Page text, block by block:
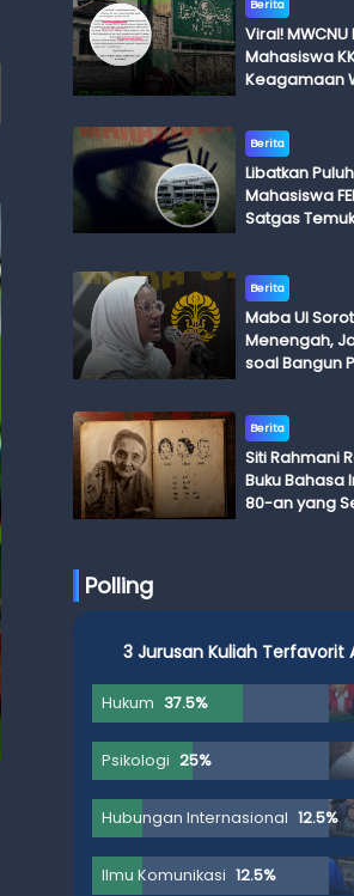
Berita
Viral!
Mahasiswa
Keagamaan
Berita
Libatkan
Mahasiswa
Satgas
Berita
Maba UI
Menengah,
soal Bangun
Berita
Siti Rahmani
Buku Bahasa
80-an yang
Polling
3 Jurusan Kuliah Terfavorit
Hukum 37.5%
Psikologi 25%
Hubungan Internasional 12.5%
Ilmu Komunikasi 12.5%